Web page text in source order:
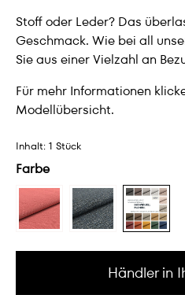
Stoff oder Leder? Das
Geschmack. Wie bei all
Sie aus einer Vielzahl an
Für mehr Informationen
Modellübersicht.
Inhalt: 1 Stück
Farbe
Händler in